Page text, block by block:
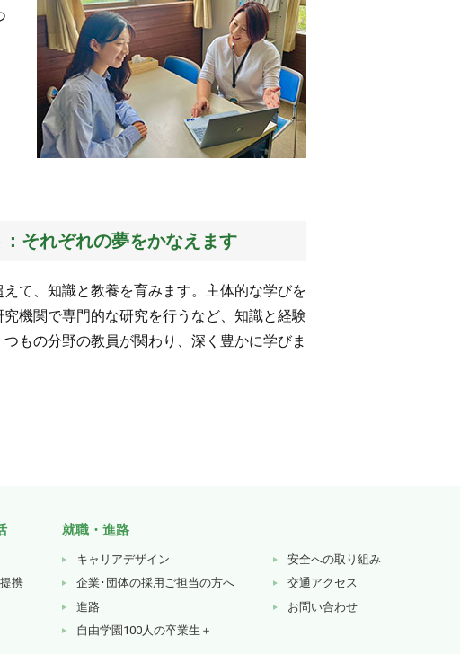
それぞれの夢をかなえます
て、知識と教養を育みます。主体的な学びを
機関で専門的な研究を行うなど、知識と経験
もの分野の教員が関わり、深く豊かに学びま
携
就職・進路
キャリアデザイン
企業･団体の採用ご担当の方へ
進路
自由学園100人の卒業生＋
安全への取り組み
交通アクセス
お問い合わせ